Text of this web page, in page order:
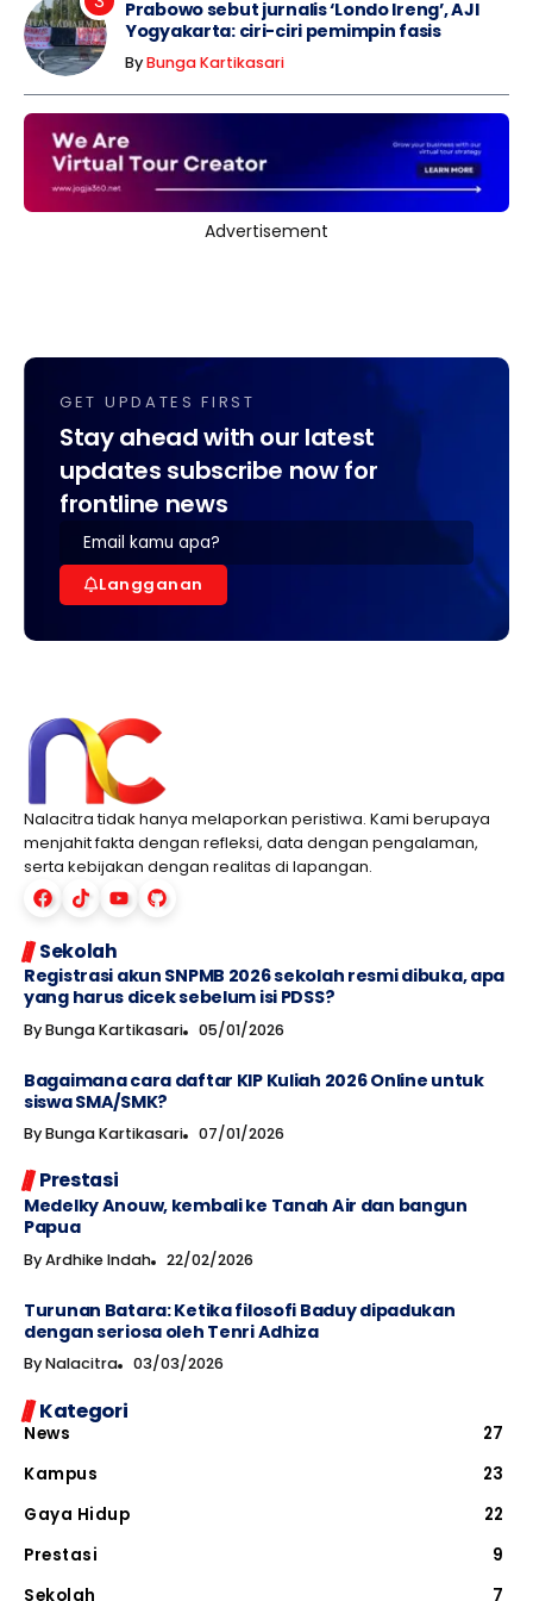
Prabowo sebut jurnalis ‘Londo Ireng’, AJI
Yogyakarta: ciri-ciri pemimpin fasis
ByBunga Kartikasari
Advertisement
GET UPDATES FIRST
Stay ahead with our latest
updates subscribe now for
frontline news
Langganan
Nalacitra tidak hanya melaporkan peristiwa. Kami berupaya
menjahit fakta dengan refleksi, data dengan pengalaman,
serta kebijakan dengan realitas di lapangan.
Sekolah
Registrasi akun SNPMB 2026 sekolah resmi dibuka, apa
yang harus dicek sebelum isi PDSS?
ByBunga Kartikasari 05/01/2026
Bagaimana cara daftar KIP Kuliah 2026 Online untuk
siswa SMA/SMK?
ByBunga Kartikasari 07/01/2026
Prestasi
Medelky Anouw, kembali ke Tanah Air dan bangun
Papua
ByArdhike Indah 22/02/2026
Turunan Batara: Ketika filosofi Baduy dipadukan
dengan seriosa oleh Tenri Adhiza
ByNalacitra 03/03/2026
Kategori
News
27
Kampus
23
Gaya Hidup
22
Prestasi
9
Sekolah
7